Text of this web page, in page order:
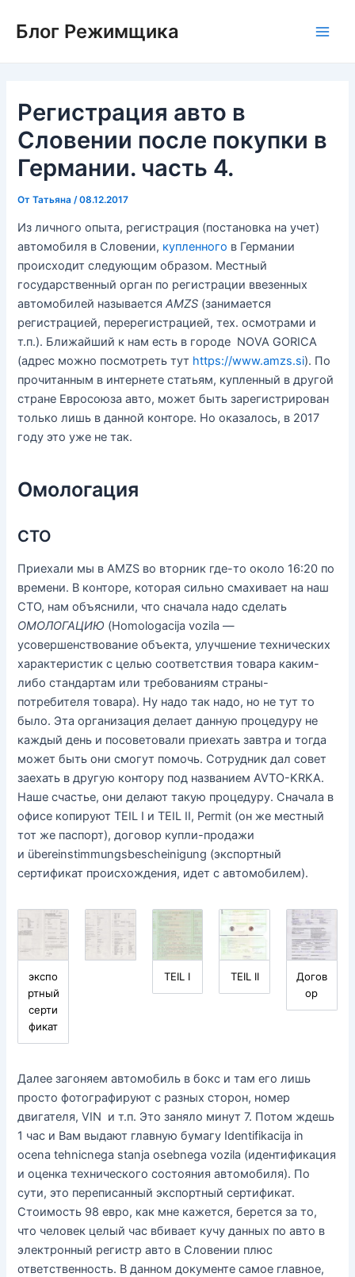
Блог Режимщика
Регистрация авто в
Словении после покупки в
Германии. часть 4.
ОтТатьяна /08.12.2017
Из личного опыта, регистрация (постановка на учет)
автомобиля в Словении, купленного в Германии
происходит следующим образом. Местный
государственный орган по регистрации ввезенных
автомобилей называетсяAMZS (занимается
регистрацией, перерегистрацией, тех. осмотрами и
т.п.). Ближайший к нам есть в городе NOVA GORICA
(адрес можно посмотреть тут https://www.amzs.si). По
прочитанным в интернете статьям, купленный в другой
стране Евросоюза авто, может быть зарегистрирован
только лишь в данной конторе. Но оказалось, в 2017
году это уже не так.
Омологация
СТО
Приехали мы в AMZS во вторник где-то около 16:20 по
времени. В конторе, которая сильно смахивает на наш
СТО, нам объяснили, что сначала надо сделать
ОМОЛОГАЦИЮ (Homologacija vozila —
усовершенствование объекта, улучшение технических
характеристик с целью соответствия товара каким-
либо стандартам или требованиям страны-
потребителя товара). Ну надо так надо, но не тут то
было. Эта организация делает данную процедуру не
каждый день и посоветовали приехать завтра и тогда
может быть они смогут помочь. Сотрудник дал совет
заехать в другую контору под названием AVTO-KRKA.
Наше счастье, они делают такую процедуру. Сначала в
офисе копируют TEIL I и TEIL II, Permit (он же местный
тот же паспорт), договор купли-продажи
и übereinstimmungsbescheinigung (экспортный
сертификат происхождения, идет с автомобилем).
экспо
ртный
серти
фикат
TEIL I TEIL II
Догов
ор
Далее загоняем автомобиль в бокс и там его лишь
просто фотографируют с разных сторон, номер
двигателя, VIN и т.п. Это заняло минут 7. Потом ждешь
1 час и Вам выдают главную бумагу Identifikacija in
ocena tehnicnega stanja osebnega vozila (идентификация
и оценка технического состояния автомобиля). По
сути, это переписанный экспортный сертификат.
Стоимость 98 евро, как мне кажется, берется за то,
что человек целый час вбивает кучу данных по авто в
электронный регистр авто в Словении плюс
ответственность. В данном документе самое главное,